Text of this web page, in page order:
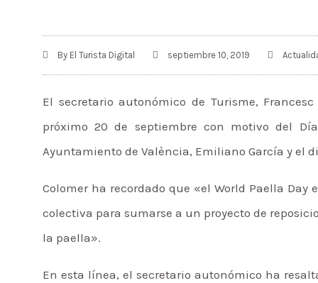
By El Turista Digital septiembre 10, 2019
El secretario autonómico de Turisme,
próximo 20 de septiembre con motivo del
Ayuntamiento de València, Emiliano García y el
Colomer ha recordado que «el World Paella
colectiva para sumarse a un proyecto de
la paella».
En esta línea, el secretario autonómico ha